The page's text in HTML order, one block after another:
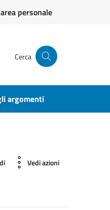
personale
Cerca
argomenti
Vedi azioni